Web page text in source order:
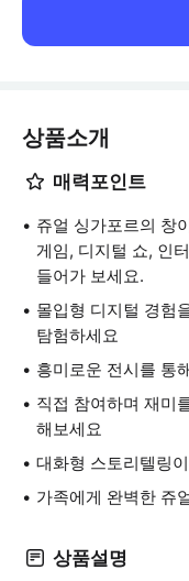
상품소개
매력포인트
쥬얼 싱가포르의 창
게임, 디지털 쇼, 인
들어가 보세요.
몰입형 디지털 경험
탐험하세요
흥미로운 전시를 통
직접 참여하며 재미
해보세요
대화형 스토리텔링
가족에게 완벽한 쥬
상품설명